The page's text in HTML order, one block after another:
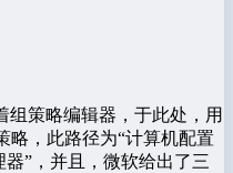
组策略编辑器，于此处，用
略，此路径为“计算机配置
”，并且，微软给出了三